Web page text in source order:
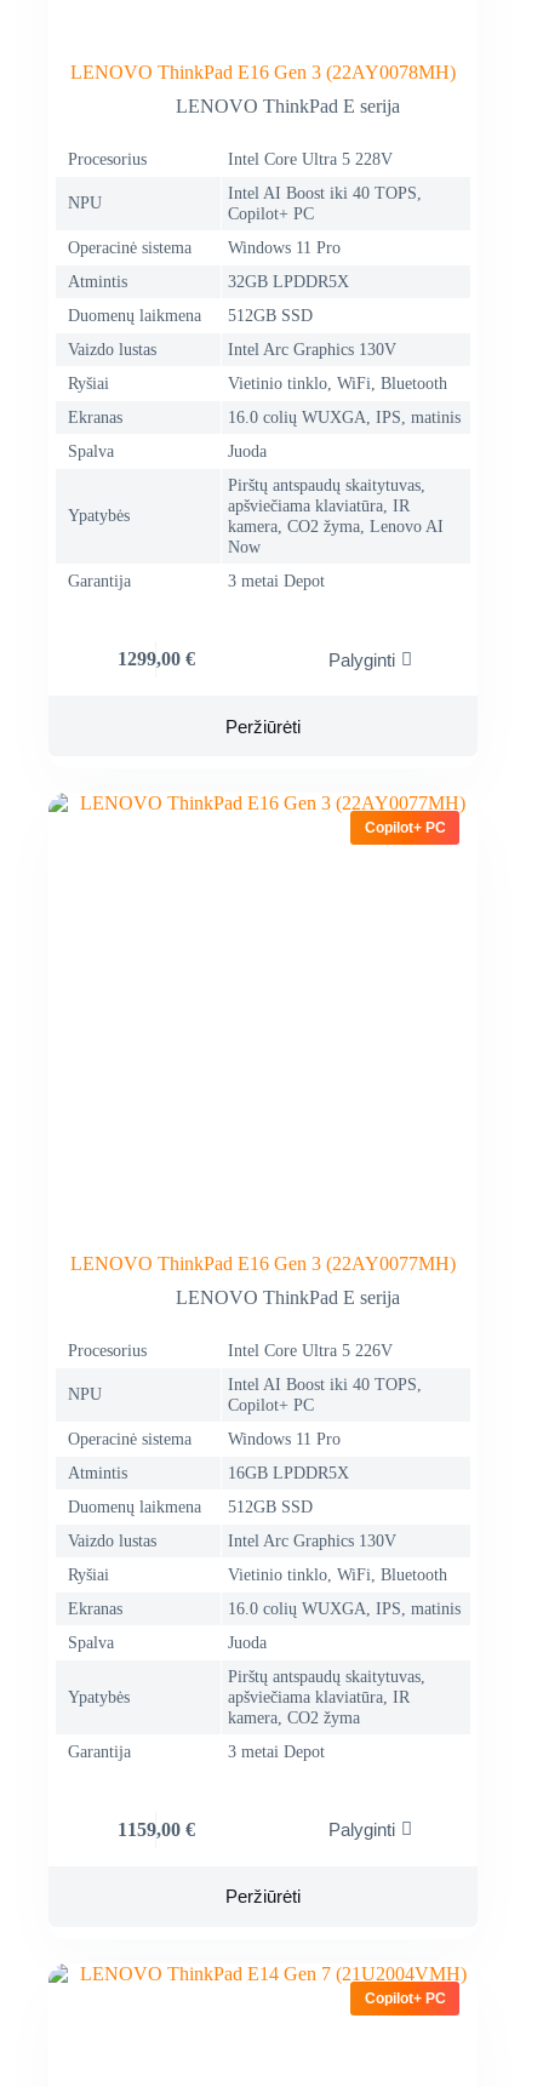
LENOVO ThinkPad E16 Gen 3 (22AY0078MH)
LENOVO ThinkPad E serija
Procesorius Intel Core Ultra 5 228V
NPU
Intel AI Boost iki 40 TOPS,
Copilot+ PC
Operacinė sistema
Windows 11 Pro
Atmintis
32GB LPDDR5X
Duomenų laikmena
512GB SSD
Vaizdo lustas
Intel Arc Graphics 130V
Ryšiai
Vietinio tinklo, WiFi, Bluetooth
Ekranas
16.0 colių WUXGA, IPS, matinis
Spalva
Juoda
Ypatybės
Pirštų antspaudų skaitytuvas,
apšviečiama klaviatūra, IR
kamera, CO2 žyma, Lenovo AI
Now
Garantija
3 metai Depot
1299,00 € Palyginti
Peržiūrėti
Copilot+ PC
LENOVO ThinkPad E16 Gen 3 (22AY0077MH)
LENOVO ThinkPad E serija
Procesorius Intel Core Ultra 5 226V
NPU
Intel AI Boost iki 40 TOPS,
Copilot+ PC
Operacinė sistema
Windows 11 Pro
Atmintis
16GB LPDDR5X
Duomenų laikmena
512GB SSD
Vaizdo lustas
Intel Arc Graphics 130V
Ryšiai
Vietinio tinklo, WiFi, Bluetooth
Ekranas
16.0 colių WUXGA, IPS, matinis
Spalva
Juoda
Ypatybės
Pirštų antspaudų skaitytuvas,
apšviečiama klaviatūra, IR
kamera, CO2 žyma
Garantija
3 metai Depot
1159,00 € Palyginti
Peržiūrėti
Copilot+ PC